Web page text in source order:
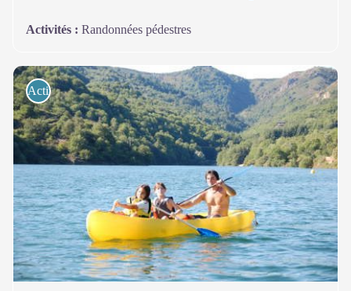
Activités : Randonnées pédestres
Activités de pleine nature